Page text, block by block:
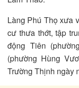
Làng Phú Thọ xưa
cư thưa thớt, tập
động Tiên
(phường Hùng
Trường Thịnh ngày